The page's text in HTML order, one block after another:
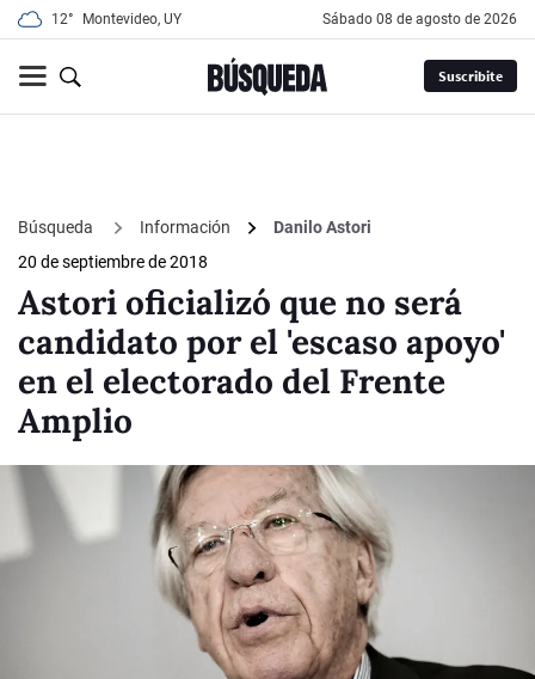
12° Montevideo, UY sábado 08 de agosto de 2026
Suscribite
Búsqueda Información
Danilo Astori
20 de septiembre de 2018
Astori oficializó que no será
candidato por el 'escaso apoyo'
en el electorado del Frente
Amplio